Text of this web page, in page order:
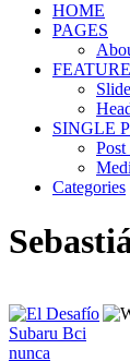
HOME
PAGES
SINGLE
Categories